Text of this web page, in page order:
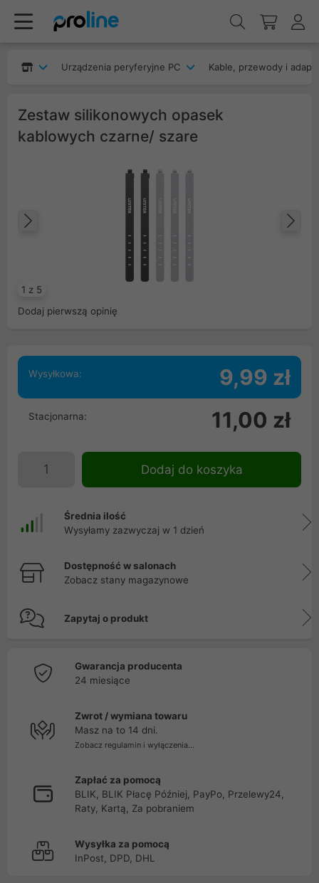
Urządzenia peryferyjne PC Kable, przewody i
Zestaw silikonowych opasek
kablowych czarne/ szare
1 z 5
Poprzedni
Dodaj pierwszą opinię
Wysyłkowa: 9,99 zł
Stacjonarna: 11,00 zł
Dodaj do koszyka
Średnia ilość
Wysyłamy zazwyczaj w 1 dzień
Dostępność w salonach
Zobacz stany magazynowe
Zapytaj o produkt
Gwarancja producenta
24 miesiące
Zwrot / wymiana towaru
Masz na to 14 dni.
Zobacz regulamin i wyłączenia...
Zapłać za pomocą
BLIK, BLIK Płacę Później, PayPo, Przelewy24,
Raty, Kartą, Za pobraniem
Wysyłka za pomocą
InPost, DPD, DHL